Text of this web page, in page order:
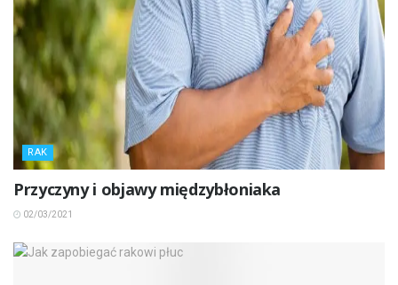
RAK
Przyczyny i objawy międzybłoniaka
02/03/2021